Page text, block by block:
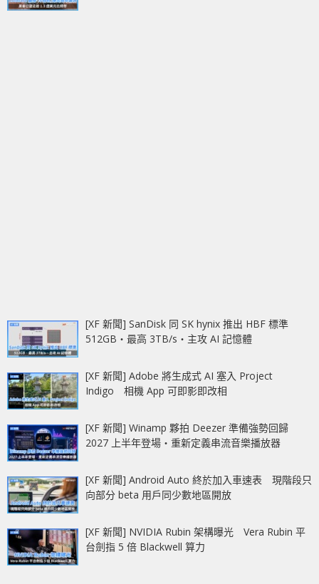
[XF 新聞] SanDisk 同 SK hynix 推出 HBF 標準
512GB‧最高 3TB/s‧主攻 AI 記憶體
[XF 新聞] Adobe 將生成式 AI 塞入 Project
Indigo 相機 App 可即影即改相
[XF 新聞] Winamp 夥拍 Deezer 準備強勢回歸
2027 上半年登場‧重新定義串流音樂播放器
[XF 新聞] Android Auto 終於加入車速表 現階段只
向部分 beta 用戶同少數地區開放
[XF 新聞] NVIDIA Rubin 架構曝光 Vera Rubin 平
台劍指 5 倍 Blackwell 算力